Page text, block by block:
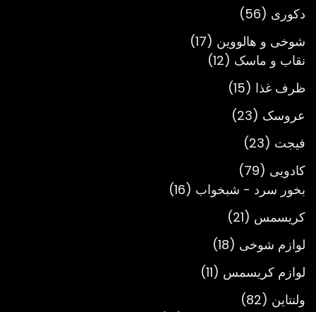
دکوری 56
56
محصول
شوخی و هالووین 17
17
نقاب و ماسک 12
12
ظرف غذا 15
15
محصول
عروسک 23
23
فیجت 23
23
محصول
کادویی 79
79
محصول
بخور سرد - شبخواب 16
16
کریسمس 21
21
محصول
لوازم شوخی 18
18
محصول
لوازم کریسمس 11
11
ولنتاین 82
82